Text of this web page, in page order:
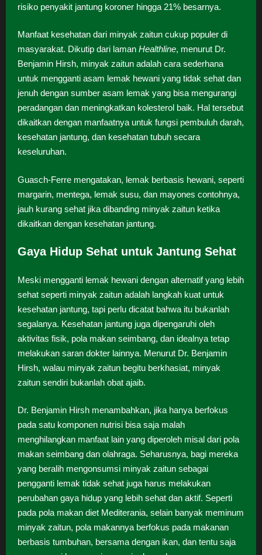
risiko penyakit jantung koroner hingga 21% besarnya.
Manfaat kesehatan dari minyak zaitun cukup populer di
masyarakat. Dikutip dari laman Healthline, menurut Dr.
Benjamin Hirsh, minyak zaitun adalah cara sederhana
untuk mengganti asam lemak hewani yang tidak sehat dan
jenuh dengan sumber asam lemak yang bisa mengurangi
peradangan dan meningkatkan kolesterol baik. Hal tersebut
dikaitkan dengan manfaatnya untuk fungsi pembuluh darah,
kesehatan jantung, dan kesehatan tubuh secara
keseluruhan.
Guasch-Ferre mengatakan, lemak berbasis hewani, seperti
margarin, mentega, lemak susu, dan mayones contohnya,
jauh kurang sehat jika dibanding minyak zaitun ketika
dikaitkan dengan kesehatan jantung.
Gaya Hidup Sehat untuk Jantung Sehat
Meski mengganti lemak hewani dengan alternatif yang lebih
sehat seperti minyak zaitun adalah langkah kuat untuk
kesehatan jantung, tapi perlu dicatat bahwa itu bukanlah
segalanya. Kesehatan jantung juga dipengaruhi oleh
aktivitas fisik, pola makan seimbang, dan idealnya tetap
melakukan saran dokter lainnya. Menurut Dr. Benjamin
Hirsh, walau minyak zaitun begitu berkhasiat, minyak
zaitun sendiri bukanlah obat ajaib.
Dr. Benjamin Hirsh menambahkan, jika hanya berfokus
pada satu komponen nutrisi bisa saja malah
menghilangkan manfaat lain yang diperoleh misal dari pola
makan seimbang dan olahraga. Seharusnya, bagi mereka
yang beralih mengonsumsi minyak zaitun sebagai
pengganti lemak tidak sehat juga harus melakukan
perubahan gaya hidup yang lebih sehat dan aktif. Seperti
pada pola makan diet Mediterania, selain banyak meminum
minyak zaitun, pola makannya berfokus pada makanan
berbasis tumbuhan, bersama dengan ikan, dan tentu saja